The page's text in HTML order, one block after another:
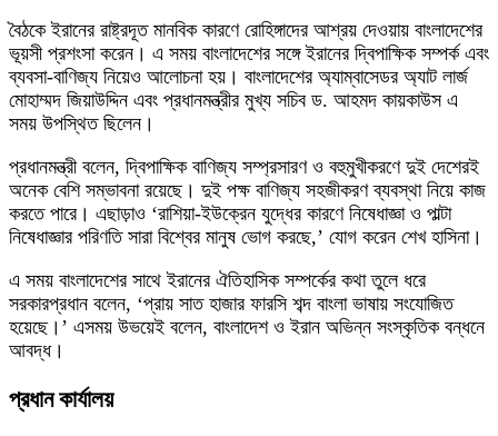
বৈঠকে ইরানের রাষ্ট্রদূত মানবিক কারণে রোহিঙ্গাদের আশ্রয় দেওয়ায় বাংলাদেশের
ভূয়সী প্রশংসা করেন। এ সময় বাংলাদেশের সঙ্গে ইরানের দ্বিপাক্ষিক সম্পর্ক এবং
ব্যবসা-বাণিজ্য নিয়েও আলোচনা হয়। বাংলাদেশের অ্যাম্বাসেডর অ্যাট লার্জ
মোহাম্মদ জিয়াউদ্দিন এবং প্রধানমন্ত্রীর মুখ্য সচিব ড. আহমদ কায়কাউস এ
সময় উপস্থিত ছিলেন।
প্রধানমন্ত্রী বলেন, দ্বিপাক্ষিক বাণিজ্য সম্প্রসারণ ও বহুমুখীকরণে দুই দেশেরই
অনেক বেশি সম্ভাবনা রয়েছে। দুই পক্ষ বাণিজ্য সহজীকরণ ব্যবস্থা নিয়ে কাজ
করতে পারে। এছাড়াও ‘রাশিয়া-ইউক্রেন যুদ্ধের কারণে নিষেধাজ্ঞা ও পাল্টা
নিষেধাজ্ঞার পরিণতি সারা বিশ্বের মানুষ ভোগ করছে,’ যোগ করেন শেখ হাসিনা।
এ সময় বাংলাদেশের সাথে ইরানের ঐতিহাসিক সম্পর্কের কথা তুলে ধরে
সরকারপ্রধান বলেন, ‘প্রায় সাত হাজার ফারসি শব্দ বাংলা ভাষায় সংযোজিত
হয়েছে।’ এসময় উভয়েই বলেন, বাংলাদেশ ও ইরান অভিন্ন সংস্কৃতিক বন্ধনে
আবদ্ধ।
প্রধান কার্যালয়